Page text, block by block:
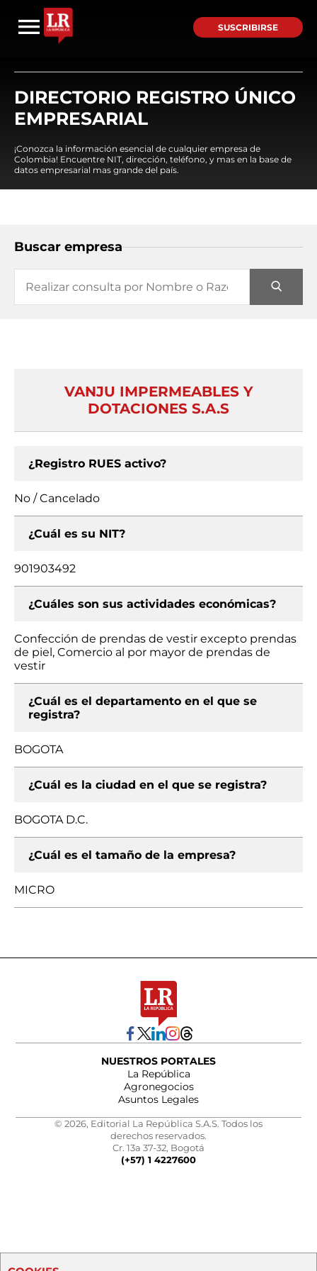
SUSCRIBIRSE
DIRECTORIO REGISTRO ÚNICO
EMPRESARIAL
¡Conozca la información esencial de cualquier empresa de
Colombia! Encuentre NIT, dirección, teléfono, y mas en la base de
datos empresarial mas grande del país.
Buscar empresa
VANJU IMPERMEABLES Y
DOTACIONES S.A.S
¿Registro RUES activo?
No / Cancelado
¿Cuál es su NIT?
901903492
¿Cuáles son sus actividades económicas?
Confección de prendas de vestir excepto prendas
de piel, Comercio al por mayor de prendas de
vestir
¿Cuál es el departamento en el que se
registra?
BOGOTA
¿Cuál es la ciudad en el que se registra?
BOGOTA D.C.
¿Cuál es el tamaño de la empresa?
MICRO
NUESTROS PORTALES
La República
Agronegocios
Asuntos Legales
© 2026, Editorial La República S.A.S. Todos los
derechos reservados.
Cr. 13a 37-32, Bogotá
(+57) 1 4227600